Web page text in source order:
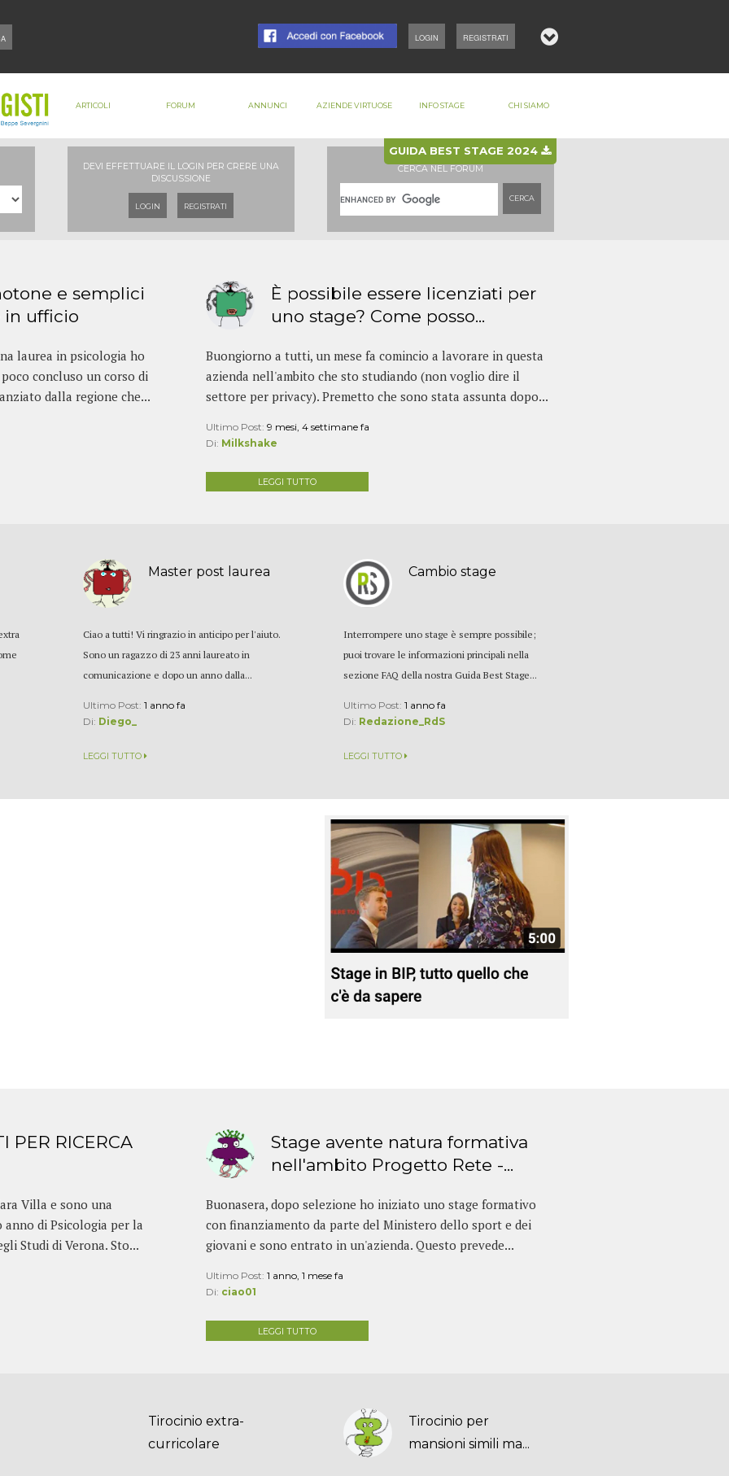
REGISTRATI
LOGIN
GUIDA BEST STAGE 2024
ARTICOLI FORUM ANNUNCI AZIENDE VIRTUOSE INFO STAGE CHI SIAMO
DEVI EFFETTUARE IL LOGIN PER CRERE UNA
DISCUSSIONE
LOGIN REGISTRATI
CERCA NEL FORUM
CERCA
e semplici
in ufficio
laurea in psicologia ho
concluso un corso di
dalla regione che...
È possibile essere licenziati per
uno stage? Come posso...
Buongiorno a tutti, un mese fa comincio a lavorare in questa
azienda nell'ambito che sto studiando (non voglio dire il
settore per privacy). Premetto che sono stata assunta dopo...
Ultimo Post: 9 mesi, 4 settimane fa
Di: Milkshake
LEGGI TUTTO
Master post laurea
Ciao a tutti! Vi ringrazio in anticipo per l'aiuto.
Sono un ragazzo di 23 anni laureato in
comunicazione e dopo un anno dalla...
Ultimo Post:1 anno fa
Di: Diego_
LEGGI TUTTO
Cambio stage
Interrompere uno stage è sempre possibile;
puoi trovare le informazioni principali nella
sezione FAQ della nostra Guida Best Stage...
Ultimo Post:1 anno fa
Di: Redazione_RdS
LEGGI TUTTO
PER RICERCA
Villa e sono una
di Psicologia per la
Studi di Verona. Sto...
Stage avente natura formativa
nell'ambito Progetto Rete -...
Buonasera, dopo selezione ho iniziato uno stage formativo
con finanziamento da parte del Ministero dello sport e dei
giovani e sono entrato in un'azienda. Questo prevede...
Ultimo Post: 1 anno, 1 mese fa
Di: ciao01
LEGGI TUTTO
Tirocinio extra-
curricolare
Tirocinio per
mansioni simili ma...